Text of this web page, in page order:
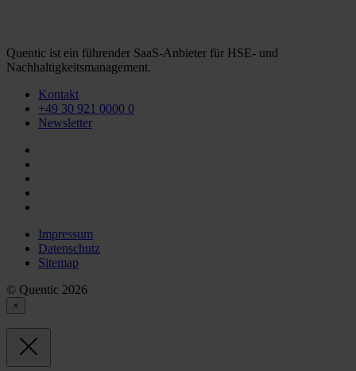
Quentic ist ein führender SaaS-Anbieter für HSE- und
Nachhaltigkeitsmanagement.
Kontakt
+49 30 921 0000 0
Newsletter
Impressum
Datenschutz
Sitemap
© Quentic 2026
×